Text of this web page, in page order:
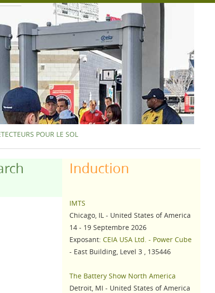
POUR LE SOL
Induction
IMTS
Chicago, IL - United States of America
14 - 19 Septembre 2026
Exposant: CEIA USA Ltd. - Power Cube
- East Building, Level 3 , 135446
The Battery Show North America
Detroit, MI - United States of America